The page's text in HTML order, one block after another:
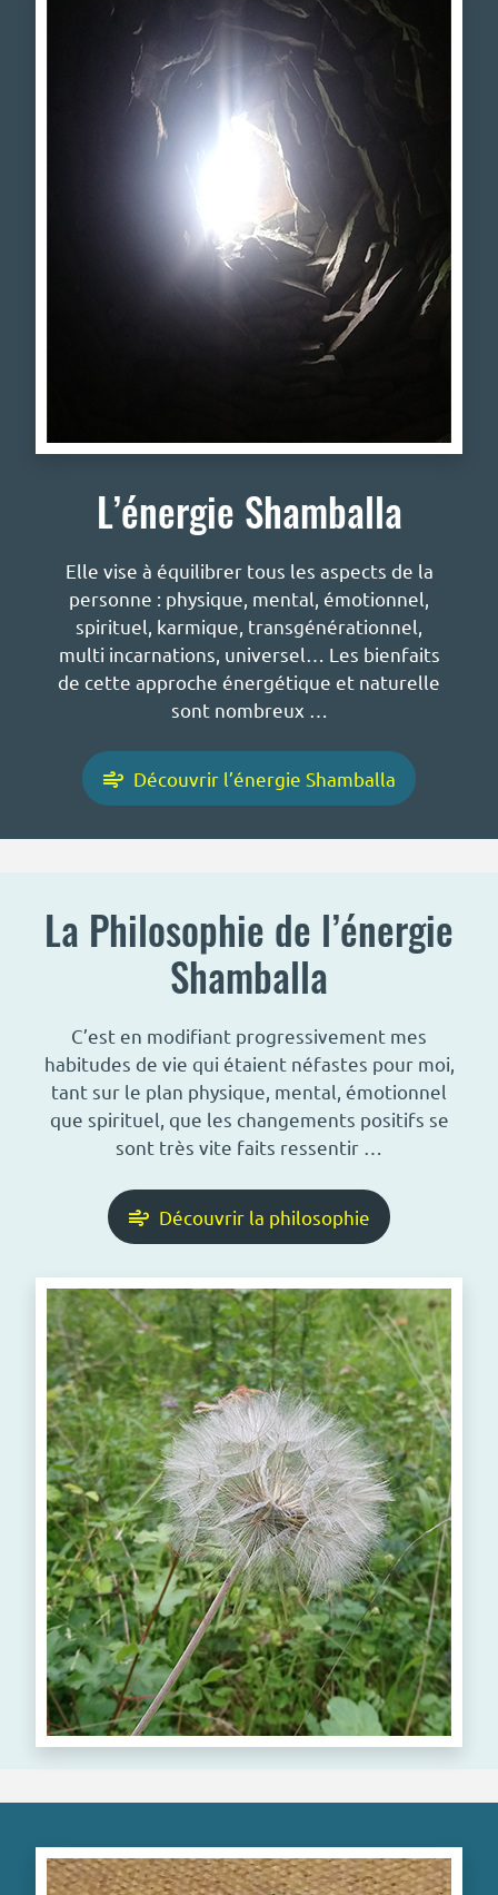
L’énergie Shamballa
Elle vise à équilibrer tous les aspects de la
personne : physique, mental, émotionnel,
spirituel, karmique, transgénérationnel,
multi incarnations, universel… Les bienfaits
de cette approche énergétique et naturelle
sont nombreux …
Découvrir l’énergie Shamballa
La Philosophie de l’énergie
Shamballa
C’est en modifiant progressivement mes
habitudes de vie qui étaient néfastes pour moi,
tant sur le plan physique, mental, émotionnel
que spirituel, que les changements positifs se
sont très vite faits ressentir …
Découvrir la philosophie